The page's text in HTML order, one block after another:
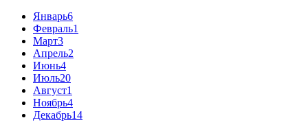
Январь6
Февраль1
Март3
Апрель2
Июнь4
Июль20
Август1
Ноябрь4
Декабрь14